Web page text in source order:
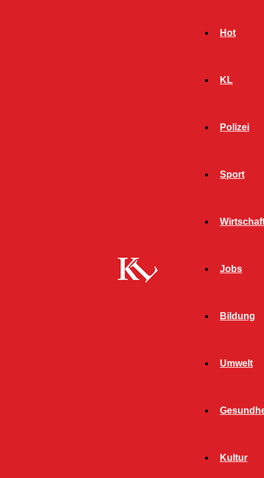
Hot
KL
Polizei
Sport
Jobs
Bildung
Umwelt
Kultur
Ab 22. Juni: Sperrung Burgherrenstraße – Linie